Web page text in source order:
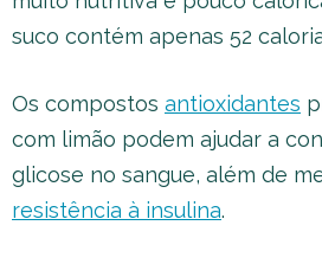
suco contém apenas 52
Os compostos antioxidantes
com limão podem ajudar a
glicose no sangue, além de
resistência à insulina.